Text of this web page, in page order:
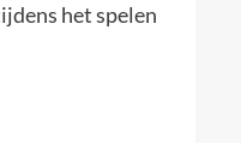
het spelen